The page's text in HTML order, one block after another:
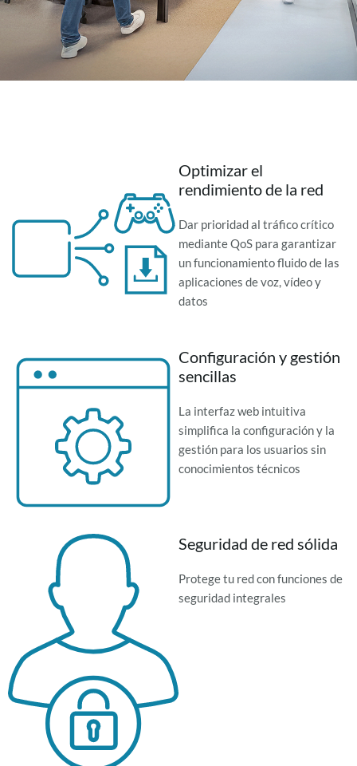
Optimizar el
rendimiento de la red
Dar prioridad al tráfico crítico
mediante QoS para garantizar
un funcionamiento fluido de las
aplicaciones de voz, vídeo y
datos
Configuración y gestión
sencillas
La interfaz web intuitiva
simplifica la configuración y la
gestión para los usuarios sin
conocimientos técnicos
Seguridad de red sólida
Protege tu red con funciones de
seguridad integrales